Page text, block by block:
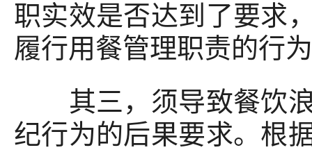
职实效是否达到了要求
履行用餐管理职责的行
其三，须导致餐饮浪
纪行为的后果要求。根